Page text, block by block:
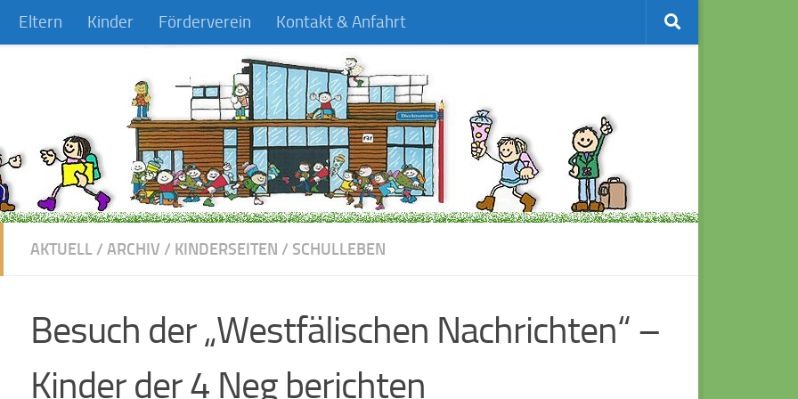
Eltern Kinder Förderverein Kontakt & Anfahrt
AKTUELL / ARCHIV / KINDERSEITEN / SCHULLEBEN
Besuch der „Westfälischen Nachrichten“ –
Kinder der 4 Neg berichten